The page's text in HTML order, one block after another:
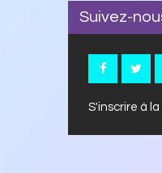
Suivez-
S'inscrire à